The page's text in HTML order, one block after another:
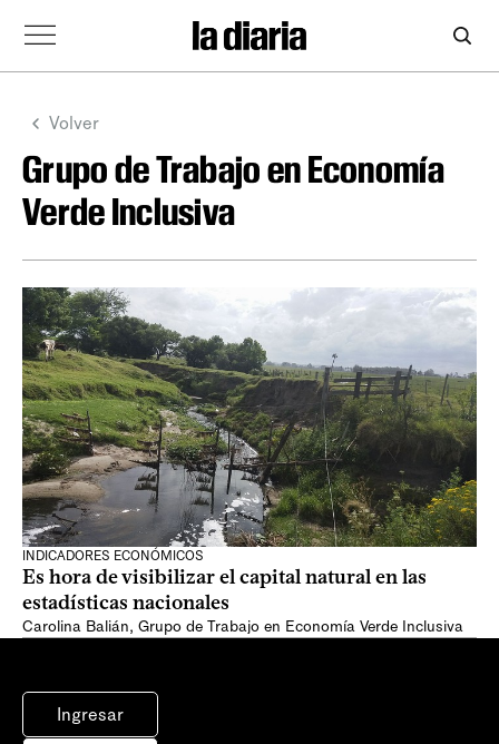
Volver
Grupo de Trabajo en Economía
Verde Inclusiva
INDICADORES ECONÓMICOS
Es hora de visibilizar el capital natural en las
estadísticas nacionales
Carolina Balián, Grupo de Trabajo en Economía Verde Inclusiva
Ingresar